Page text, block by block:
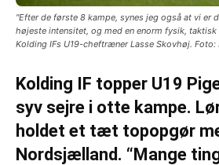
"Efter de første 8 kampe, synes jeg også at vi er
højeste intensitet, og med en enorm fysik,
Kolding IFs U19-cheftræner Lasse Skovhøj. Foto:
Kolding IF topper U19
syv sejre i otte kampe.
holdet et tæt topopgør
Nordsjælland. “Mange